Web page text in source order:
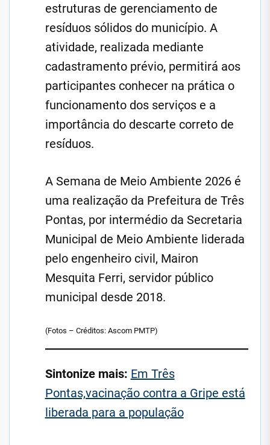
estruturas de gerenciamento de
resíduos sólidos do município. A
atividade, realizada mediante
cadastramento prévio, permitirá aos
participantes conhecer na prática o
funcionamento dos serviços e a
importância do descarte correto de
resíduos.
A Semana de Meio Ambiente 2026 é
uma realização da Prefeitura de Três
Pontas, por intermédio da Secretaria
Municipal de Meio Ambiente liderada
pelo engenheiro civil, Mairon
Mesquita Ferri, servidor público
municipal desde 2018.
(Fotos – Créditos: Ascom PMTP)
Sintonize mais: Em Três
Pontas,vacinação contra a Gripe está
liberada para a população